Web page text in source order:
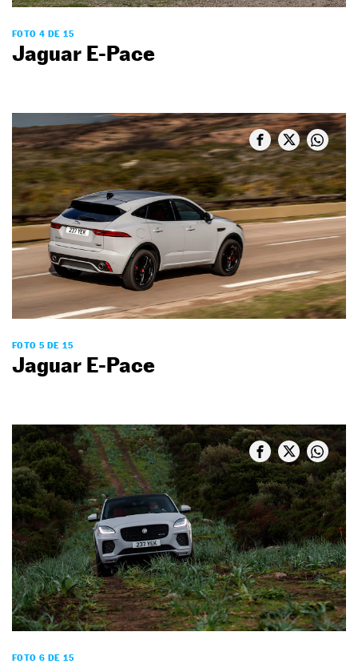
FOTO 4 DE 15
Jaguar E-Pace
FOTO 5 DE 15
Jaguar E-Pace
FOTO 6 DE 15